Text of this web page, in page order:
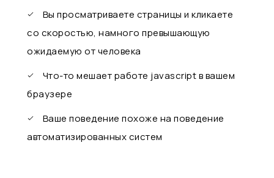
Вы просматриваете страницы и кликаете
со скоростью, намного превышающую
ожидаемую от человека
Что-то мешает работе javascript в вашем
браузере
Ваше поведение похоже на поведение
автоматизированных систем